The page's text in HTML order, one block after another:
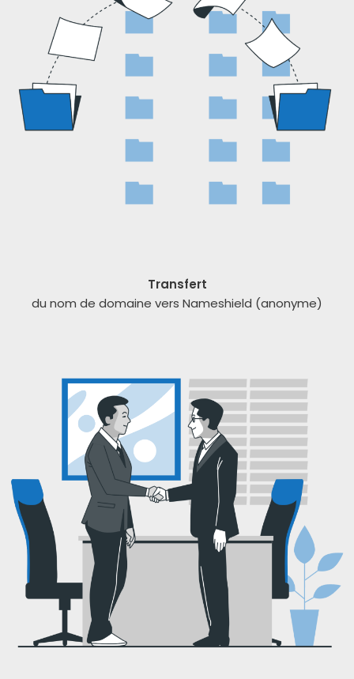
Transfert
du nom de domaine vers Nameshield (ano­nyme)